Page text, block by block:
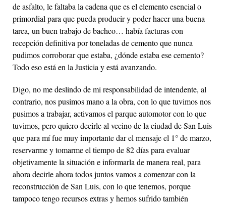
de asfalto, le faltaba la cadena que es el elemento esencial o
primordial para que pueda producir y poder hacer una buena
tarea, un buen trabajo de bacheo… había facturas con
recepción definitiva por toneladas de cemento que nunca
pudimos corroborar que estaba, ¿dónde estaba ese cemento?
Todo eso está en la Justicia y está avanzando.
Digo, no me deslindo de mi responsabilidad de intendente, al
contrario, nos pusimos mano a la obra, con lo que tuvimos nos
pusimos a trabajar, activamos el parque automotor con lo que
tuvimos, pero quiero decirle al vecino de la ciudad de San Luis
que para mí fue muy importante dar el mensaje el 1° de marzo,
reservarme y tomarme el tiempo de 82 días para evaluar
objetivamente la situación e informarla de manera real, para
ahora decirle ahora todos juntos vamos a comenzar con la
reconstrucción de San Luis, con lo que tenemos, porque
tampoco tengo recursos extras y hemos sufrido también